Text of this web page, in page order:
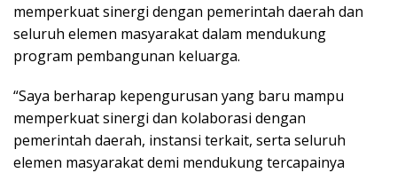
memperkuat sinergi dengan pemerintah daerah dan
seluruh elemen masyarakat dalam mendukung
program pembangunan keluarga.
“Saya berharap kepengurusan yang baru mampu
memperkuat sinergi dan kolaborasi dengan
pemerintah daerah, instansi terkait, serta seluruh
elemen masyarakat demi mendukung tercapainya